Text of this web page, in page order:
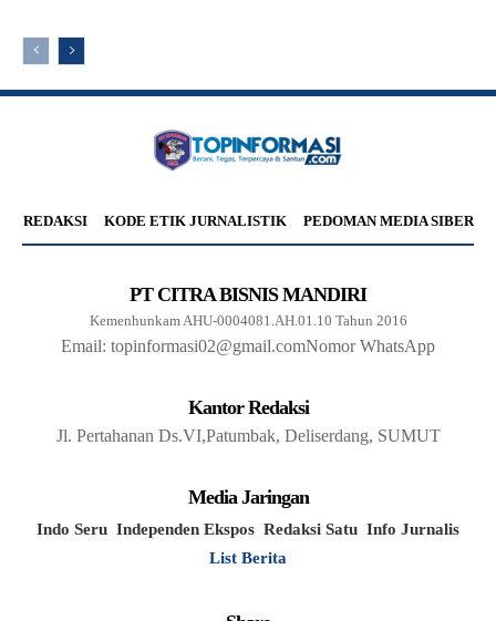
REDAKSI KODE ETIK JURNALISTIK PEDOMAN MEDIA SIBER
PT CITRA BISNIS MANDIRI
Kemenhunkam AHU-0004081.AH.01.10 Tahun 2016
Email: topinformasi02@gmail.comNomor WhatsApp
Kantor Redaksi
Jl. Pertahanan Ds.VI,Patumbak, Deliserdang, SUMUT
Media Jaringan
Indo Seru Independen Ekspos Redaksi Satu Info Jurnalis
List Berita